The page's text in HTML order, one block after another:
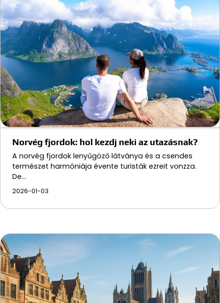
Norvég fjordok: hol kezdj neki az utazásnak?
A norvég fjordok lenyűgöző látványa és a csendes
természet harmóniája évente turisták ezreit vonzza.
De…
2026-01-03